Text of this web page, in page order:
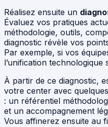
Réalisez ensuite un
Évaluez vos pratiques
méthodologie, outils,
diagnostic révèle vos
Par exemple, si vos
l’unification technologique
À partir de ce diagnostic,
votre center avec
: un référentiel
et un accompagnement
Vous affinerez ensuite au